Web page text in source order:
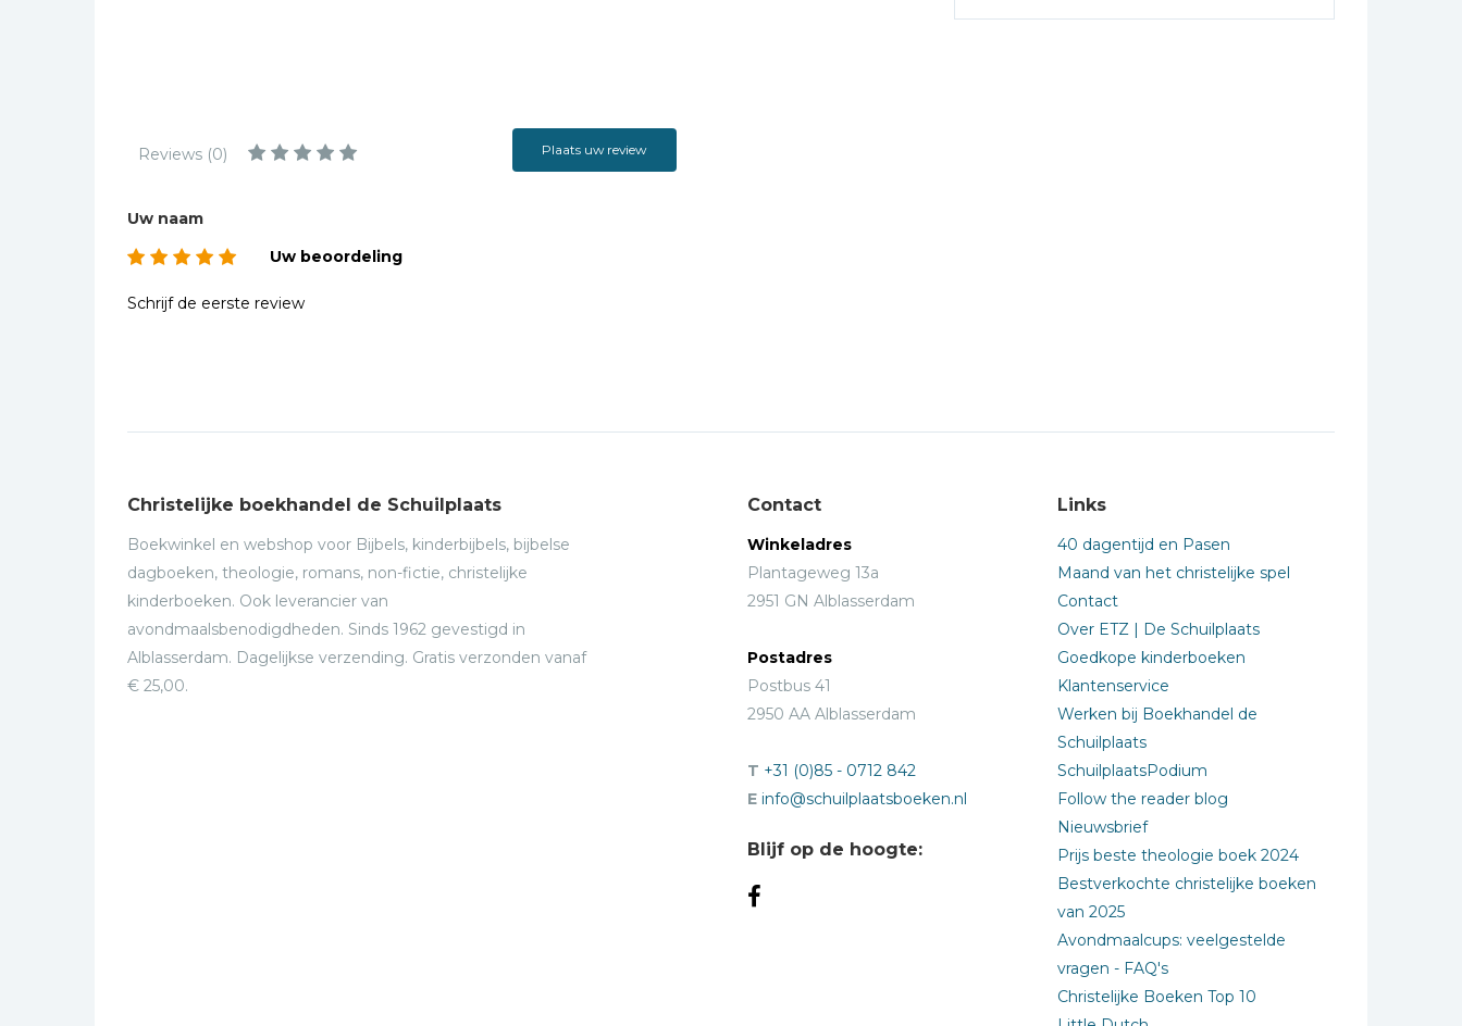
Management &
Politiek
Regio | Alblasserwaard
Romans
Reviews (0) Plaats uw review
Uw naam
Uw beoordeling
Schrijf de eerste review
Christelijke boekhandel de Schuilplaats
Boekwinkel en webshop voor Bijbels, kinderbijbels, bijbelse
dagboeken, theologie, romans, non-fictie, christelijke
kinderboeken. Ook leverancier van
avondmaalsbenodigdheden. Sinds 1962 gevestigd in
Alblasserdam. Dagelijkse verzending. Gratis verzonden vanaf
€ 25,00.
Contact
Winkeladres
Plantageweg 13a
2951 GN Alblasserdam
Postadres
Postbus 41
2950 AA Alblasserdam
T +31 (0)85 - 0712 842
E info@schuilplaatsboeken.nl
Blijf op de hoogte:
Links
40 dagentijd en Pasen
Maand van het christelijke spel
Contact
Over ETZ | De Schuilplaats
Goedkope kinderboeken
Klantenservice
Werken bij Boekhandel de
Schuilplaats
SchuilplaatsPodium
Follow the reader blog
Nieuwsbrief
Prijs beste theologie boek 2024
Bestverkochte christelijke boeken
van 2025
Avondmaalcups: veelgestelde
vragen - FAQ's
Christelijke Boeken Top 10